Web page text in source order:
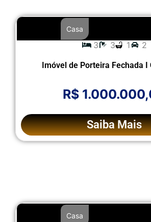
Casa
3 3 1 2
Imóvel de Porteira Fechada I
R$
Saiba Mais
Casa